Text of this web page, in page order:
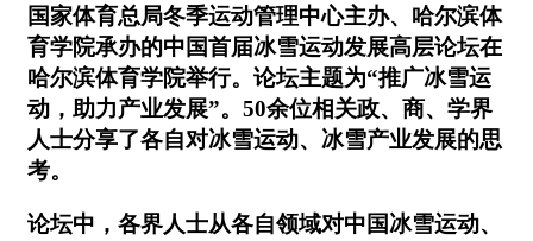
国家体育总局冬季运动管理中心主办、哈尔滨体
育学院承办的中国首届冰雪运动发展高层论坛在
哈尔滨体育学院举行。论坛主题为“推广冰雪运
动，助力产业发展”。50余位相关政、商、学界
人士分享了各自对冰雪运动、冰雪产业发展的思
考。
论坛中，各界人士从各自领域对中国冰雪运动、